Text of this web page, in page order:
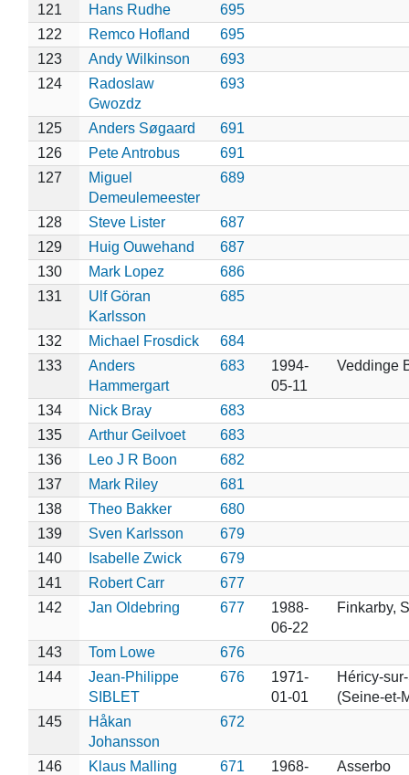
121
Hans Rudhe
695
122
Remco Hofland
695
123
Andy Wilkinson
693
124
Radoslaw
Gwozdz
693
125 Anders Søgaard
691
126
Pete Antrobus
691
127
Miguel
Demeulemeester
689
128 Steve Lister
687
129
Huig Ouwehand
687
130
Mark Lopez
686
131
Ulf Göran
Karlsson
685
132 Michael Frosdick
684
133
Anders
Hammergart
683
1994-
05-11
Veddinge
134 Nick Bray
683
135
Arthur Geilvoet
683
136
Leo J R Boon
682
137
Mark Riley
681
138
Theo Bakker
680
139
Sven Karlsson
679
140
Isabelle Zwick
679
141
Robert Carr
677
142
Jan Oldebring 677
1988-
06-22
Finkarby,
143 Tom Lowe
676
144
Jean-Philippe
SIBLET
676
1971-
01-01
Héricy-
(Seine-et-
145
Håkan
Johansson
672
146
Klaus Malling
671
1968-
Asserbo